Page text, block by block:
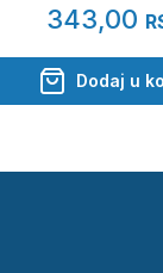
343,00
Dodaj u